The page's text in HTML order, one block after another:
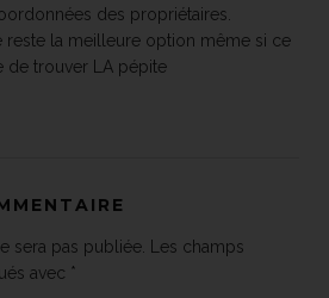
des propriétaires.
reste la meilleure option même si ce
de trouver LA pépite
sera pas publiée.
Les champs
avec *